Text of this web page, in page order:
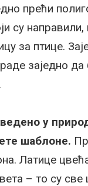
прећи
су направили,
за птице.
заједно да
у
шаблоне.
Латице
– то су